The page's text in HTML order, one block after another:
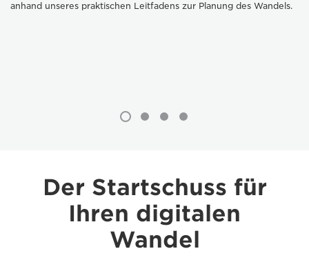
anhand unseres praktischen Leitfadens zur Planung des Wandels.
Der Startschuss für
Ihren digitalen
Wandel